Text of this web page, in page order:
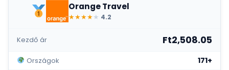
Orange Travel
★★★★★ 4.2
Kezdő ár Ft2,508.05
Országok 171+